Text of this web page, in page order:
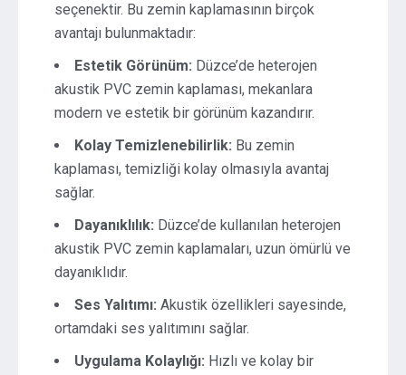
seçenektir. Bu zemin kaplamasının birçok
avantajı bulunmaktadır:
Estetik Görünüm: Düzce’de heterojen
akustik PVC zemin kaplaması, mekanlara
modern ve estetik bir görünüm kazandırır.
Kolay Temizlenebilirlik: Bu zemin
kaplaması, temizliği kolay olmasıyla avantaj
sağlar.
Dayanıklılık: Düzce’de kullanılan heterojen
akustik PVC zemin kaplamaları, uzun ömürlü ve
dayanıklıdır.
Ses Yalıtımı: Akustik özellikleri sayesinde,
ortamdaki ses yalıtımını sağlar.
Uygulama Kolaylığı: Hızlı ve kolay bir